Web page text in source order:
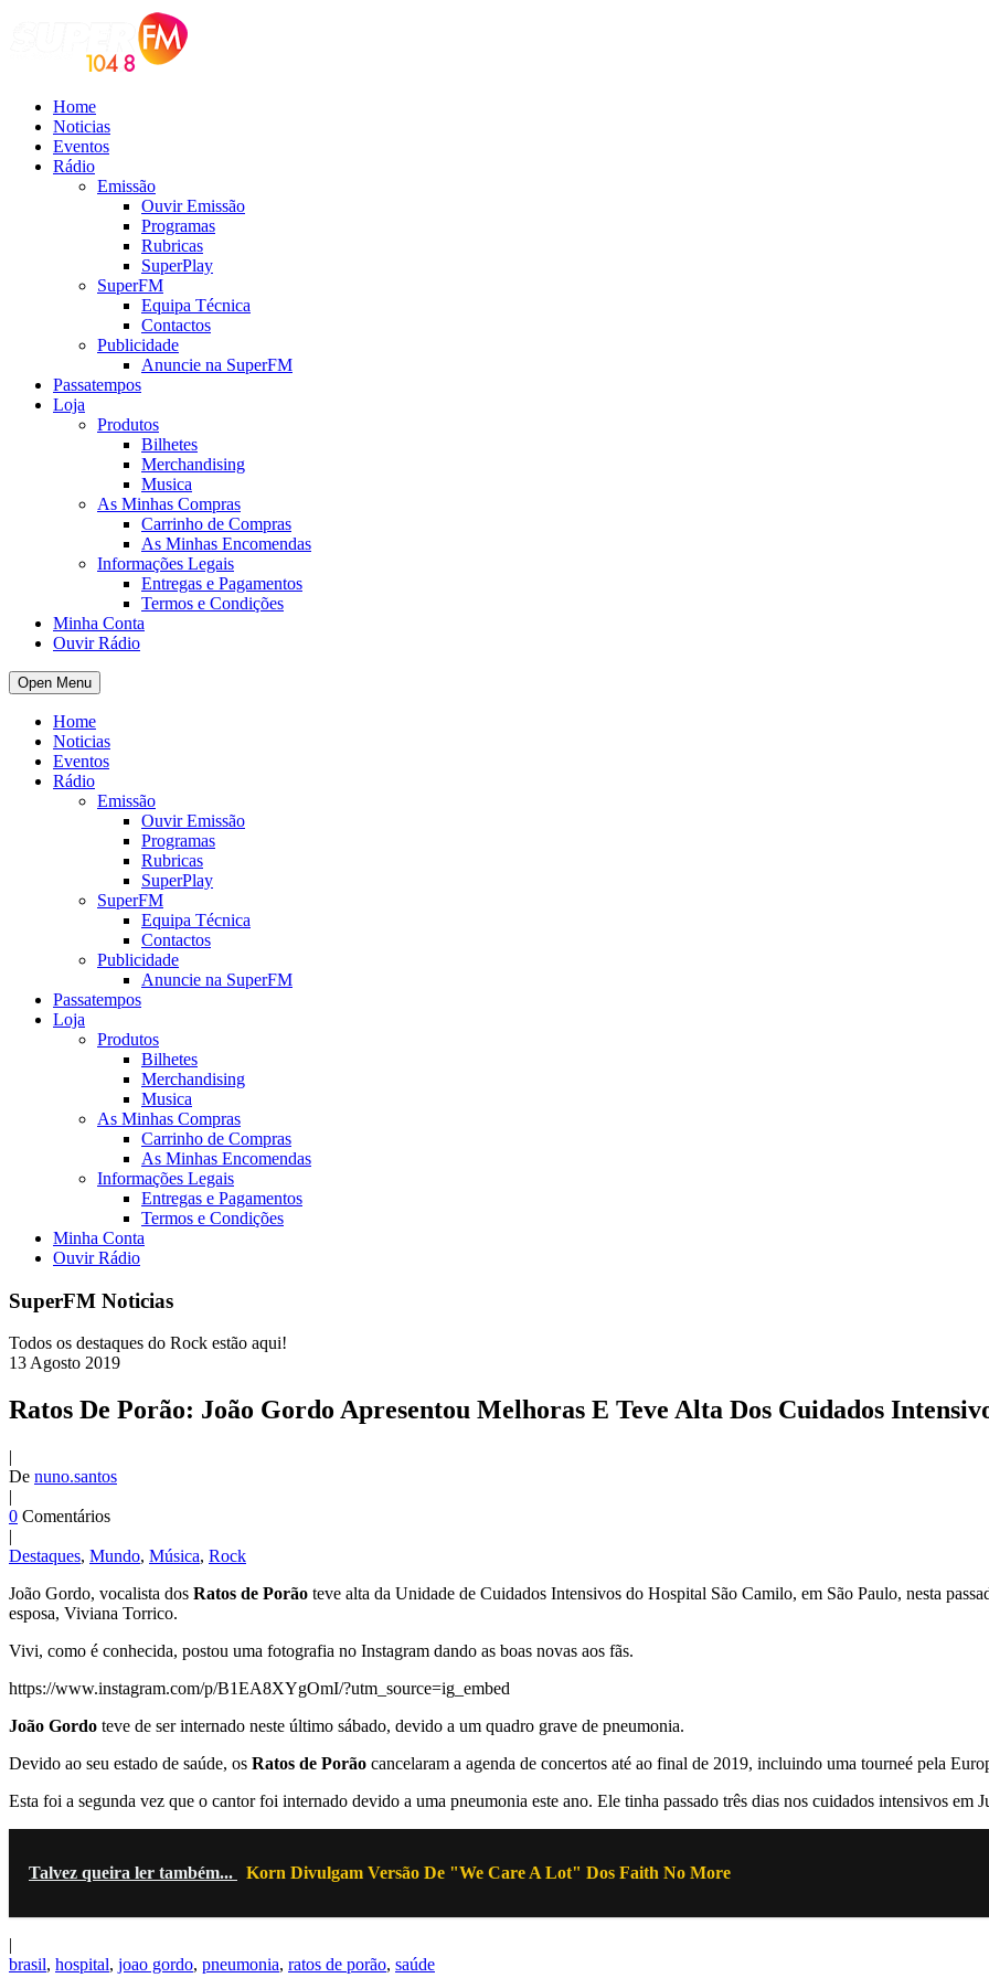
Home
Noticias
Eventos
Rádio
Emissão
Ouvir Emissão
Programas
Rubricas
SuperPlay
SuperFM
Equipa Técnica
Contactos
Publicidade
Anuncie na SuperFM
Passatempos
Loja
Produtos
Bilhetes
Merchandising
Musica
As Minhas Compras
Carrinho de Compras
As Minhas Encomendas
Informações Legais
Entregas e Pagamentos
Termos e Condições
Minha Conta
Ouvir Rádio
Open Menu
Home
Noticias
Eventos
Rádio
Emissão
Ouvir Emissão
Programas
Rubricas
SuperPlay
SuperFM
Equipa Técnica
Contactos
Publicidade
Anuncie na SuperFM
Passatempos
Loja
Produtos
Bilhetes
Merchandising
Musica
As Minhas Compras
Carrinho de Compras
As Minhas Encomendas
Informações Legais
Entregas e Pagamentos
Termos e Condições
Minha Conta
Ouvir Rádio
SuperFM Noticias
Todos os destaques do Rock estão aqui!
13Agosto 2019
Ratos De Porão: João Gordo Apresentou Melhoras E Teve Alta Dos Cuidados
|
De nuno.santos
|
0 Comentários
|
Destaques, Mundo, Música, Rock
João Gordo, vocalista dos Ratos de Porão teve alta da Unidade de Cuidados Intensivos do Hospital São Camilo, em São Paulo, nesta
esposa, Viviana Torrico.
Vivi, como é conhecida, postou uma fotografia no Instagram dando as boas novas aos fãs.
https://www.instagram.com/p/B1EA8XYgOmI/?utm_source=ig_embed
João Gordo teve de ser internado neste último sábado, devido a um quadro grave de pneumonia.
Devido ao seu estado de saúde, os Ratos de Porão cancelaram a agenda de concertos até ao final de 2019, incluindo uma tourneé pela
Esta foi a segunda vez que o cantor foi internado devido a uma pneumonia este ano. Ele tinha passado três dias nos cuidados intensivos em
Talvez queira ler também... Korn Divulgam Versão De "We Care A Lot" Dos Faith No More
|
brasil, hospital, joao gordo, pneumonia, ratos de porão, saúde